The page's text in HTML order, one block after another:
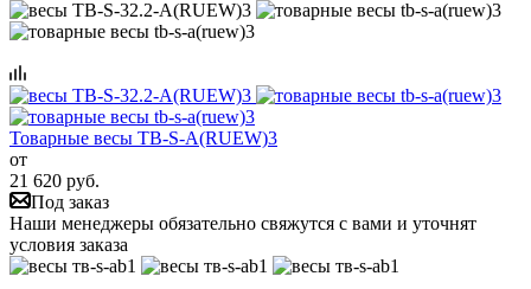
Товарные весы TB-S-A(RUEW)3
от
21 620 руб.
Под заказ
Наши менеджеры обязательно свяжутся с вами и уточнят
условия заказа